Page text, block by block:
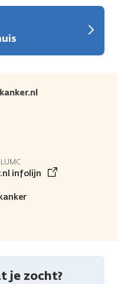
infolijn
je zocht?